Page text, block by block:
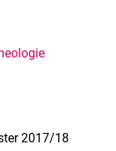
2017/18